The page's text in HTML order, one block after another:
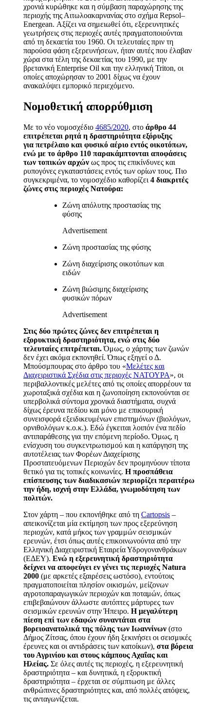
χρονιά κυρώθηκε και η σύμβαση παραχώρησης της
περιοχής της Αιτωλοακαρνανίας στο σχήμα Repsol–
Energean. Αξίζει να σημειωθεί ότι, εξερευνητικές
γεωτρήσεις στις περιοχές αυτές πραγματοποιούνται
από τη δεκαετία του 1960. Οι τελευταίες πριν τη
παρούσα φάση εξερευνήσεων, ήταν αυτές που έλαβαν
χώρα στα τέλη της δεκαετίας του 1990, με την
βρετανική Enterprise Oil και την ελληνική Triton, οι
οποίες αποχώρησαν το 2001 δίχως να έχουν
ανακαλύψει εμπορικό περιεχόμενο.
Νομοθετική απορρύθμιση
Με το νέο νομοσχέδιο 4685/2020, στο άρθρο 44
επιτρέπεται ρητά η δραστηριότητα εξόρυξης
για πετρέλαιο και φυσικό αέριο εντός οικοτόπων,
ενώ με το άρθρο 110 παρακάμπτονται αποφάσεις
των τοπικών αρχών ως προς τις επικίνδυνες και
ρυπογόνες εγκαταστάσεις εντός των ορίων τους. Πιο
συγκεκριμένα, το νομοσχέδιο καθορίζει 4 διακριτές
ζώνες στις περιοχές Νατούρα:
Ζώνη απόλυτης προστασίας της
φύσης
Advertisement
Ζώνη προστασίας της φύσης
Ζώνη διαχείρισης οικοτόπων και
ειδών
Ζώνη βιώσιμης διαχείρισης
φυσικών πόρων
Advertisement
Στις δύο πρώτες ζώνες δεν επιτρέπεται η
εξορυκτική δραστηριότητα, ενώ στις δύο
τελευταίες επιτρέπεται.Όμως, ο χάρτης των ζωνών
δεν έχει ακόμα εκπονηθεί. Όπως εξηγεί ο Δ.
Μπούσμπουρας στο άρθρο του «Μελέτες και
Διαχειριστικά Σχέδια στις περιοχές ΝΑΤΟΥΡΑ», οι
περιβαλλοντικές μελέτες από τις οποίες απορρέουν τα
χωροταξικά σχέδια και η ζωνοποίηση εκπονούνται σε
υπερβολικά σύντομα χρονικά διαστήματα, συχνά
δίχως έρευνα πεδίου και μόνο με επικουρική
συνεισφορά εξειδικευμένων επιστημόνων (βιολόγων,
ορνιθολόγων κ.ο.κ.). Εδώ έγκειται λοιπόν ένα πεδίο
αντιπαράθεσης για την επόμενη περίοδο. Όμως, η
ενίσχυση του συγκεντρωτισμού και η κατάργηση της
αυτοτέλειας των Φορέων Διαχείρισης
Προστατευόμενων Περιοχών δεν προμηνύουν τίποτα
θετικό για τις τοπικές κοινωνίες. Η προσπάθεια
επίσπευσης των διαδικασιών περιορίζει περαιτέρω
την ήδη, ισχνή στην Ελλάδα, γνωμοδότηση των
πολιτών.
Στον χάρτη – που εκπονήθηκε από τη Cartopsis –
απεικονίζεται μία εκτίμηση των προς εξερεύνηση
περιοχών, κατά μήκος των γραμμών σεισμικών
ερευνών, έτσι όπως αυτές επικοινωνούντα από την
Ελληνική Διαχειριστική Εταιρεία Υδρογονανθράκων
(ΕΔΕΥ). Ενώ η εξερευνητική δραστηριότητα
δείχνει να αποφεύγει εν γένει τις περιοχές Natura
2000 (με αρκετές εξαιρέσεις ωστόσο), εντούτοις
πραγματοποιείται πλησίον οικισμών, μείζονων
αγροτοπαραγωγικών περιοχών και ποταμών, όπως
επιβεβαιώνουν άλλωστε αυτόπτες μάρτυρες των
σεισμικών ερευνών στην Ήπειρο. Η μεγαλύτερη
πίεση επί των εδαφών συναντάται στα
βορειοανατολικά της πόλης των Ιωαννίνων (στο
Δήμος Ζίτσας, όπου έχουν ήδη ξεκινήσει οι σεισμικές
έρευνες και οι αντιδράσεις των κατοίκων), στα βόρεια
του Αγρινίου και στους κάμπους Αχαΐας και
Ηλείας. Σε όλες αυτές τις περιοχές, η εξερευνητική
δραστηριότητα – και δυνητικά, η εξορυκτική
δραστηριότητα – έρχεται σε σύμπτωση με άλλες
ανθρώπινες δραστηριότητες και, από πολλές απόψεις,
τις ανταγωνίζεται.